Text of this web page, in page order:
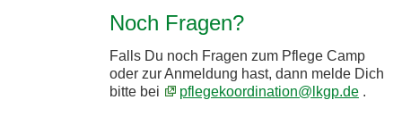
Noch Fragen?
Falls Du noch Fragen zum Pflege Camp
oder zur Anmeldung hast, dann melde Dich
bitte bei
pflegekoordination@lkgp.de .